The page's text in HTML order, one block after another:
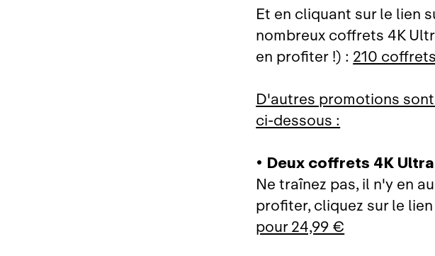
Et en cliquant sur le lien
nombreux coffrets 4K
en profiter !) :210
D'autres promotions
ci‑dessous :
• Deux coffrets 4K
Ne traînez pas, il n'y en
profiter, cliquez sur le
pour 24,99 €